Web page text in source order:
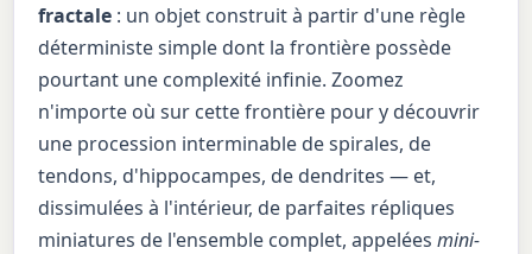
fractale : un objet construit à partir d'une règle
déterministe simple dont la frontière possède
pourtant une complexité infinie. Zoomez
n'importe où sur cette frontière pour y découvrir
une procession interminable de spirales, de
tendons, d'hippocampes, de dendrites — et,
dissimulées à l'intérieur, de parfaites répliques
miniatures de l'ensemble complet, appeléesmini-